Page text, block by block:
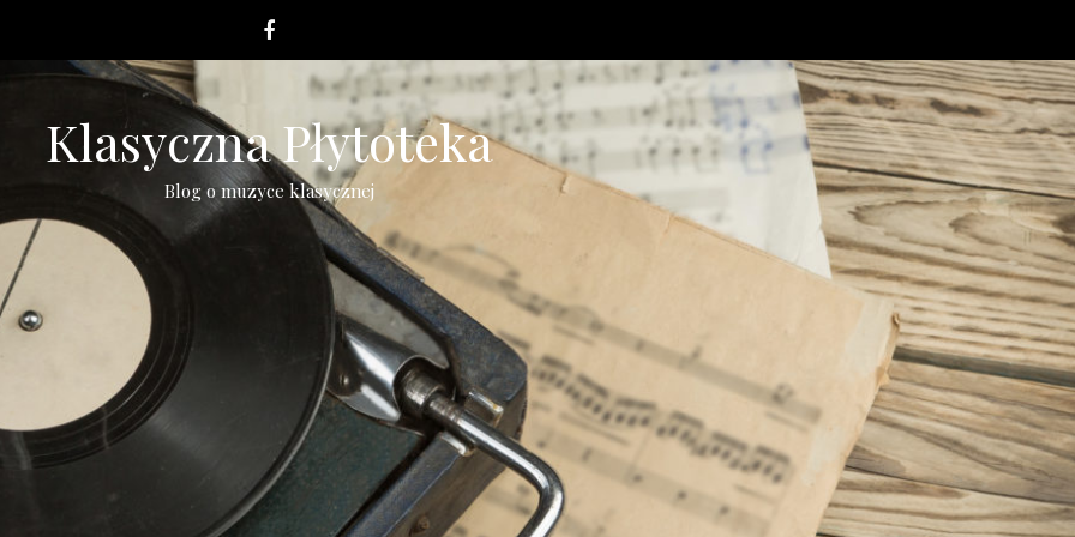
Klasyczna Płytoteka
Blog o muzyce klasycznej